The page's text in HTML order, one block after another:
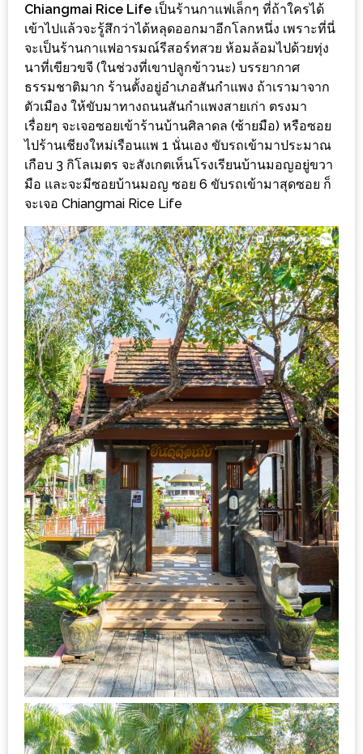
แซ่บ
แม่ค้า
สวย
ร้าน
รวย
เสน่ห์
ของ
เชียงใหม่
ที่
ไป
ลอง
16
ร้าน
อร่อย
ที่
ต้อง
มา
ลอง
ถนน
คน
เดิน
วัน
อาทิตย์
ท่าแพ
เชียงใหม่
CART
CHECKOUT
DRAFT
–
Chiangmai Rice Life เป็นร้านกาแฟเล็กๆ ที่ถ้าใครได้
เข้าไปแล้วจะรู้สึกว่าได้หลุดออกมาอีกโลกหนึ่ง เพราะที่นี่
จะเป็นร้านกาแฟอารมณ์รีสอร์ทสวย ห้อมล้อมไปด้วยทุ่ง
นาที่เขียวขจี (ในช่วงที่เขาปลูกข้าวนะ) บรรยากาศ
ธรรมชาติมาก ร้านตั้งอยู่อำเภอสันกำแพง ถ้าเรามาจาก
ตัวเมือง ให้ขับมาทางถนนสันกำแพงสายเก่า ตรงมา
เรื่อยๆ จะเจอซอยเข้าร้านบ้านศิลาดล (ซ้ายมือ) หรือซอย
ไปร้านเชียงใหม่เรือนแพ 1 นั่นเอง ขับรถเข้ามาประมาณ
เกือบ 3 กิโลเมตร จะสังเกตเห็นโรงเรียนบ้านมอญอยู่ขวา
มือ และจะมีซอยบ้านมอญ ซอย 6 ขับรถเข้ามาสุดซอย ก็
จะเจอ Chiangmai Rice Life